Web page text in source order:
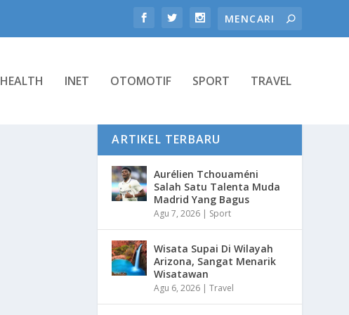
HEALTH INET OTOMOTIF SPORT TRAVEL
ARTIKEL TERBARU
Aurélien Tchouaméni
Salah Satu Talenta Muda
Madrid Yang Bagus
Agu 7, 2026 | Sport
Wisata Supai Di Wilayah
Arizona, Sangat Menarik
Wisatawan
Agu 6, 2026 |Travel